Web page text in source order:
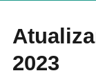
2023